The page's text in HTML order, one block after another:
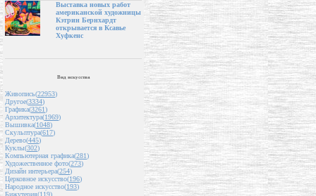
Выставка новых работ
американской художницы
Кэтрин Бернхардт
открывается в Ксавье
Хуфкенс
Вид искусства
Живопись(22953)
Другое(3334)
Графика(3261)
Архитектура(1969)
Вышивка(1048)
Скульптура(617)
Дерево(445)
Куклы(302)
Компьютерная графика(281)
Художественное фото(273)
Дизайн интерьера(254)
Церковное искусство(196)
Народное искусство(193)